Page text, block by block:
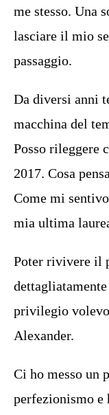
me stesso. Una
lasciare il mio
passaggio.
Da diversi anni
macchina del
Posso rileggere
2017. Cosa
Come mi
mia ultima
Poter rivivere il
privilegio
Alexander.
Ci ho messo un
perfezionismo e